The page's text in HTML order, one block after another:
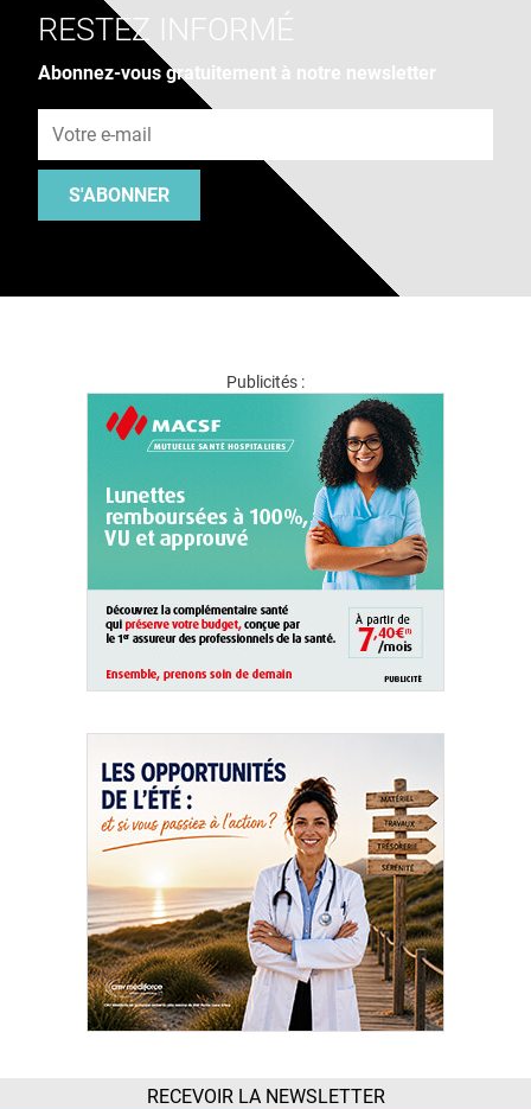
RESTEZ INFORMÉ
Abonnez-vous gratuitement à notre newsletter
S'ABONNER
Publicités :
RECEVOIR LA NEWSLETTER